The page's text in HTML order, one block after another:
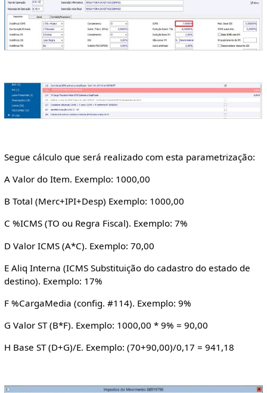
Segue cálculo que será realizado com esta parametrização:
A Valor do Item. Exemplo: 1000,00
B Total (Merc+IPI+Desp) Exemplo: 1000,00
C %ICMS (TO ou Regra Fiscal). Exemplo: 7%
D Valor ICMS (A*C). Exemplo: 70,00
E Aliq Interna (ICMS Substituição do cadastro do estado de
destino). Exemplo: 17%
F %CargaMedia (config. #114). Exemplo: 9%
G Valor ST (B*F). Exemplo: 1000,00 * 9% = 90,00
H Base ST (D+G)/E. Exemplo: (70+90,00)/0,17 = 941,18